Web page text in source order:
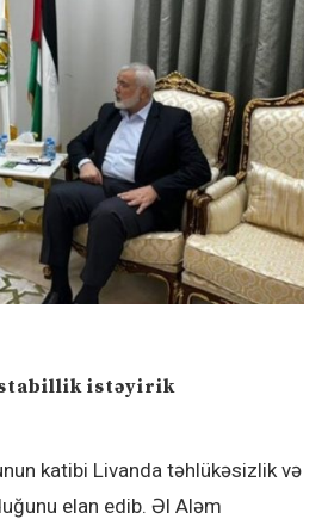
stabillik istəyirik
katibi Livanda təhlükəsizlik və
elan edib. Əl Aləm